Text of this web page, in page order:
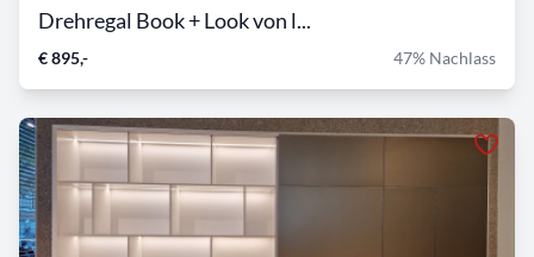
Drehregal Book + Look von l...
€ 895,- 47% Nachlass